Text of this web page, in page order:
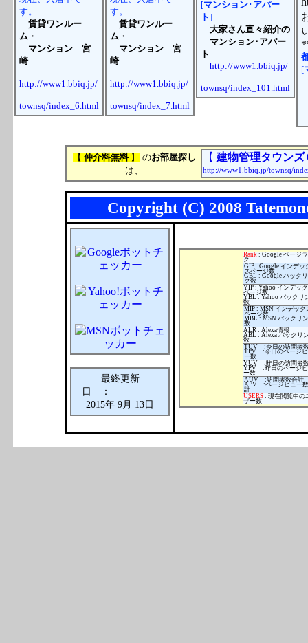
す。
賃貸ワンルー
ム ・
マンション
宮
崎
http://www1.bbiq.jp/
townsq/index_6.html
す。
賃貸ワンルー
ム ・
マンション
宮
崎
http://www1.bbiq.jp/
townsq/index_7.html
[マンション･ アパー
ト]
大家さん直々紹介の
マンション･アパー
ト
http://www1.bbiq.jp/
townsq/index_101.html
[
【 仲介料無料】 のお部屋探し
は、
【 建物管理タウン
http://www1.bbiq.jp/townsq/
Copyright (C) 2008
最終更新
日 ：
2015年 9月 13日
Rank : Google ページ
ク
GIP : Google インデッ
スページ数
GBL : Google バック
ク数
YIP : Yahoo インデッ
ページ数
YBL : Yahoo バックリ
数
MIP : MSN インデック
ページ数
MBL : MSN バックリ
数
ALR : Alexa情報
ABL : Alexa バックリ
数
TUV :今日の訪問者
TPV :今日のページ
ー数
YUV :昨日の訪問者
YPV :昨日のページ
ー数
AUV :訪問者数合計
APV :ページビュー
計
USERS : 現在閲覧中の
ザー数